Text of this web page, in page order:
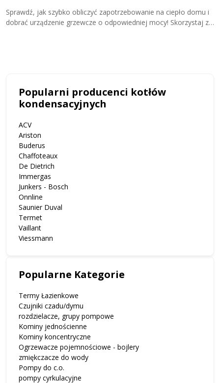
Sprawdź, jak szybko obliczyć zapotrzebowanie na ciepło domu i
dobrać urządzenie grzewcze o odpowiedniej mocy! Skorzystaj z
Popularni producenci kotłów
kondensacyjnych
ACV
Ariston
Buderus
Chaffoteaux
De Dietrich
Immergas
Junkers - Bosch
Onnline
Saunier Duval
Termet
Vaillant
Viessmann
Popularne Kategorie
Termy Łazienkowe
Czujniki czadu/dymu
rozdzielacze, grupy pompowe
Kominy jednościenne
Kominy koncentryczne
Ogrzewacze pojemnościowe - bojlery
zmiękczacze do wody
Pompy do c.o.
pompy cyrkulacyjne